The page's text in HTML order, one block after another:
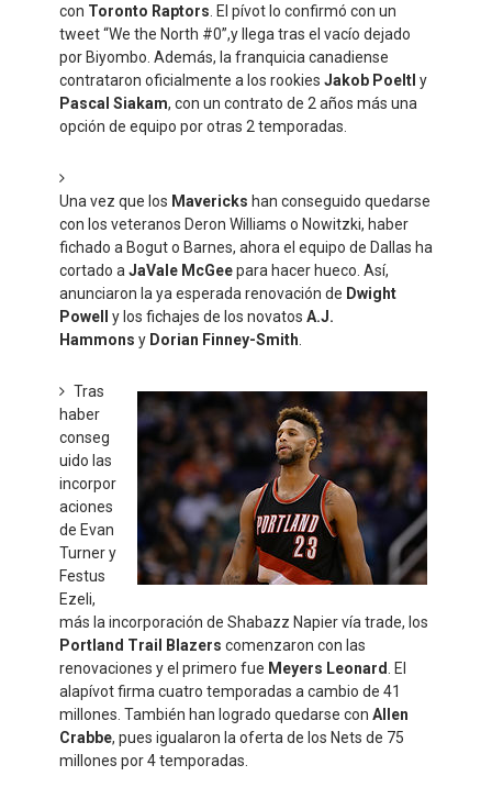
con Toronto Raptors . El pívot lo confirmó con un
tweet “We the North #0”,y llega tras el vacío dejado
por Biyombo. Además, la franquicia canadiense
contrataron oficialmente a los rookies Jakob Poeltl y
Pascal Siakam, con un contrato de 2 años más una
opción de equipo por otras 2 temporadas.
Una vez que los Mavericks han conseguido quedarse
con los veteranos Deron Williams o Nowitzki, haber
fichado a Bogut o Barnes, ahora el equipo de Dallas ha
cortado a JaVale McGeepara hacer hueco. Así,
anunciaron la ya esperada renovación de Dwight
Powell
y los fichajes de los novatos A.J.
Hammons y Dorian Finney-Smith
Tras
haber
conseg
uido las
incorpor
aciones
de Evan
Turner y
Festus
Ezeli,
más la incorporación de Shabazz Napier vía trade, los
Portland Trail Blazers comenzaron con las
renovaciones y el primero fue Meyers Leonard
. El
alapívot firma cuatro temporadas a cambio de 41
millones. También han logrado quedarse con Allen
Crabbe, pues igualaron la oferta de los Nets de 75
millones por 4 temporadas.